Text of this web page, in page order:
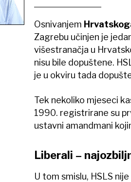
Osnivanjem
Zagrebu učinjen je
višestranačja u
nisu bile dopuštene.
je u okviru tada
Tek nekoliko mjeseci
1990. registrirane su
ustavni amandmani
Liberali –
U tom smislu, HSLS